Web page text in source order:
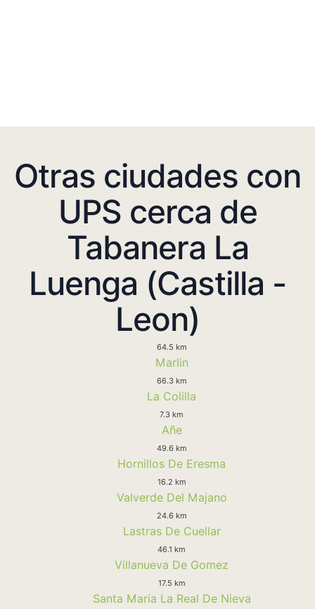
Otras ciudades con
UPS cerca de
Tabanera La
Luenga (Castilla -
Leon)
64.5 km
Marlin
66.3 km
La Colilla
7.3 km
Añe
49.6 km
Hornillos De Eresma
16.2 km
Valverde Del Majano
24.6 km
Lastras De Cuellar
46.1 km
Villanueva De Gomez
17.5 km
Santa Maria La Real De Nieva